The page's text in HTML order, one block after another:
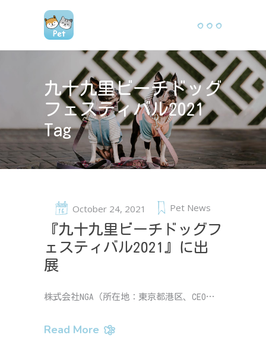
九十九里ビーチドッグ
フェスティバル2021
Tag
October 24, 2021 Pet News
『九十九里ビーチドッグフ
ェスティバル2021』に出
展
株式会社NGA（所在地：東京都港区、CEO：王 沁、以下：NGA）は、このたび、愛犬と愛犬家のQuality of Life（QOL）の向上を目的としたイベント「九十九里ビーチドッグフェスティバル2021」に出展し、ペット総合アプリ『Pet』を来場者に向けて初公開しました。 ペット好きの方に便利な機能・情報を提供する総合アプリ『Pet』今回、NGAは、より多くの方に『Pet』を知っていただくとともに、ペット好きの方の声をサービスに反映していくため、愛犬家と愛犬たち向けのイベント「九十九里ビーチドッグフェスティバル2021」にブースを出展しました。当日は500名以上が来訪、ペットとの暮らしに関するアンケートに回答いただき、ブースに併設したフォトスポットでは、愛するペットとの記念撮影を楽しんでいただきました。 また、アンケートやブースでの対話を通じて、多くの方から、「『Pet』アプリを使ってみたい」「サービスの本格展開が待ち遠しい」「ぜひβ版テストに参加したい」といったお声を多数いただきました。 NGAは引き続き、『Pet』アプリβ版テストへの参加者を募集しております。そして、より多くのペット好きの方の声を大切に、「Petとの楽しい毎日を」に寄り添うコンテンツの開発を進めてまいります。 NGAが開発・運営するペット好きな方向けのアプリ『Pet』は、飼い主によるペットの動画や写真の投稿、コメント投稿を通じた他の飼い主との交流だけでなく、ペットの育て方やおすすめの商品・サービス情報なども共有できるSNSアプリです。さらに、サロンやホテル、病院、レストランなどのペット用施設や保険サービス、飼育管理情報なども掲載する計画です。 出展内容 今回、NGAは、より多くの方に『Pet』を知っていただくとともに、ペット好きの方の声をサービスに反映していくため、愛犬家と愛犬たち向けのイベント「九十九里ビーチドッグフェスティバル2021」にブースを出展しました。当日は500名以上が来訪、ペットとの暮らしに関するアンケートに回答いただき、ブースに併設したフォトスポットでは、愛するペットとの記念撮影を楽しんでいただきました。 また、アンケートやブースでの対話を通じて、多くの方から、「『Pet』アプリを使ってみたい」「サービスの本格展開が待ち遠しい」「ぜひβ版テストに参加したい」といったお声を多数いただきました。 NGAは引き続き、『Pet』アプリβ版テストへの参加者を募集しております。そして、より多くのペット好きの方の声を大切に、「Petとの楽しい毎日を」に寄り添うコンテンツの開発を進めてまいります。 詳細はこちら：https://prtimes.jp/main/html/rd/p/000000004.000083628.html
Read More